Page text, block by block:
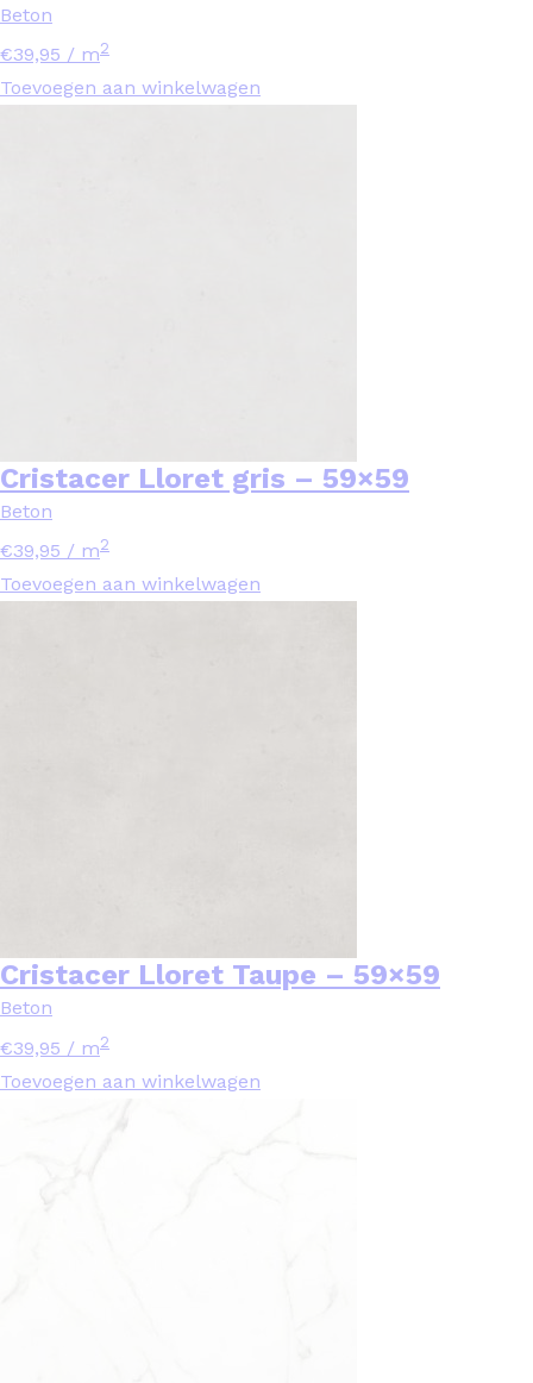
Beton
€39,95 / m2
Toevoegen aan winkelwagen
Cristacer Lloret gris – 59×59
Beton
€39,95 / m2
Toevoegen aan winkelwagen
Cristacer Lloret Taupe – 59×59
Beton
€39,95 / m2
Toevoegen aan winkelwagen